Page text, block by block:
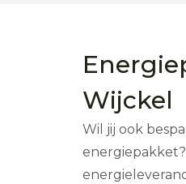
Wijckel
Wil jij ook